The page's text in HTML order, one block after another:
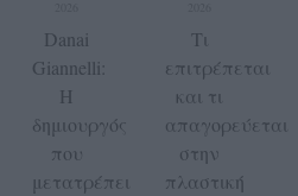
Danai
Giannelli:
Η
δημιουργός
που
μετατρέπει
Tι
επιτρέπεται
και τι
απαγορεύεται
στην
πλαστική